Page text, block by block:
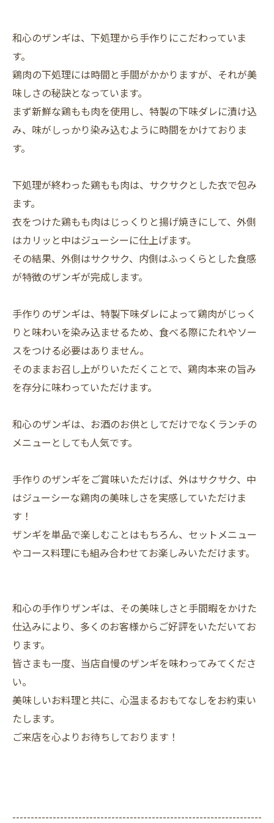
和心のザンギは、下処理から手作りにこだわっていま
す。
鶏肉の下処理には時間と手間がかかりますが、それが美
味しさの秘訣となっています。
まず新鮮な鶏もも肉を使用し、特製の下味ダレに漬け込
み、味がしっかり染み込むように時間をかけておりま
す。
下処理が終わった鶏もも肉は、サクサクとした衣で包み
ます。
衣をつけた鶏もも肉はじっくりと揚げ焼きにして、外側
はカリッと中はジューシーに仕上げます。
その結果、外側はサクサク、内側はふっくらとした食感
が特徴のザンギが完成します。
手作りのザンギは、特製下味ダレによって鶏肉がじっく
りと味わいを染み込ませるため、食べる際にたれやソー
スをつける必要はありません。
そのままお召し上がりいただくことで、鶏肉本来の旨み
を存分に味わっていただけます。
和心のザンギは、お酒のお供としてだけでなくランチの
メニューとしても人気です。
手作りのザンギをご賞味いただけば、外はサクサク、中
はジューシーな鶏肉の美味しさを実感していただけま
す！
ザンギを単品で楽しむことはもちろん、セットメニュー
やコース料理にも組み合わせてお楽しみいただけます。
和心の手作りザンギは、その美味しさと手間暇をかけた
仕込みにより、多くのお客様からご好評をいただいてお
ります。
皆さまも一度、当店自慢のザンギを味わってみてくださ
い。
美味しいお料理と共に、心温まるおもてなしをお約束い
たします。
ご来店を心よりお待ちしております！
--------------------------------------------------------------------